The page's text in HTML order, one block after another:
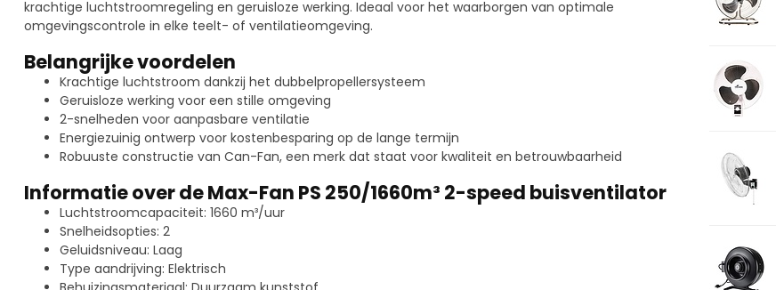
krachtige luchtstroomregeling en geruisloze werking. Ideaal voor het waarborgen van optimale
omgevingscontrole in elke teelt- of ventilatieomgeving.
Belangrijke voordelen
Krachtige luchtstroom dankzij het dubbelpropellersysteem
Geruisloze werking voor een stille omgeving
2-snelheden voor aanpasbare ventilatie
Energiezuinig ontwerp voor kostenbesparing op de lange termijn
Robuuste constructie van Can-Fan, een merk dat staat voor kwaliteit en betrouwbaarheid
Informatie over de Max-Fan PS 250/1660m³ 2-speed buisventilator
Luchtstroomcapaciteit: 1660 m³/uur
Snelheidsopties: 2
Geluidsniveau: Laag
Type aandrijving: Elektrisch